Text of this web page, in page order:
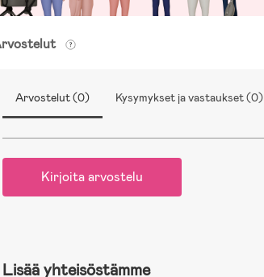
Arvostelut (0) Kysymykset ja vastaukset (0)
Kirjoita arvostelu
Lisää yhteisöstämme